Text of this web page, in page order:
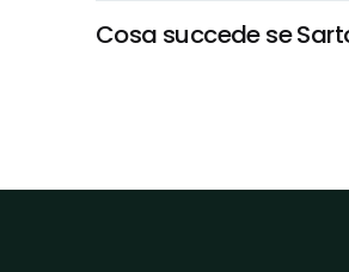
Cosa succede se